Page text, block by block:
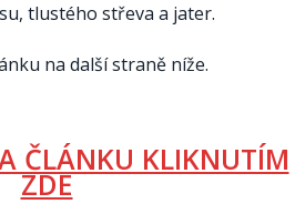
tlustého střeva a jater.
na další straně níže.
ČLÁNKU KLIKNUTÍM
ZDE